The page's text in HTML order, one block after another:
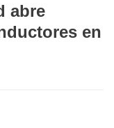
abre
en